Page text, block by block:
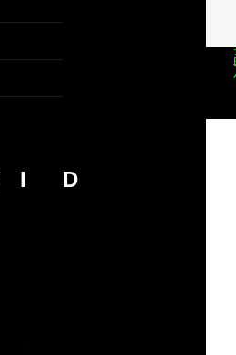
IMPRESSUMDatenschutzerklärung